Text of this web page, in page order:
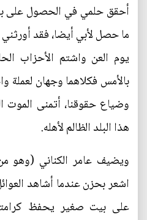
أحقق حلمي في الحصول على
ما حصل لأبي أيضا، فقد أورثني
يوم العن واشتم الأحزاب
بالأمس فكلاهما وجهان لعملة
وضياع حقوقنا، أتمنى الموت
هذا البلد الظالم لأهله.
ويضيف عامر الكناني (وهو
اشعر بحزن عندما أشاهد
على بيت صغير يحفظ